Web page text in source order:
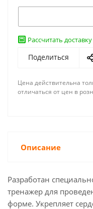
Рассчитать доставку
Поделиться
Цена действительна
отличаться от цен в
Описание
Разработан
тренажер для
форме. Укрепляет